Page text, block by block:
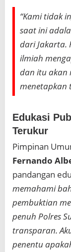
“Kami tidak
saat ini
dari Jakarta.
ilmiah
dan itu akan
menetapkan
Edukasi
Terukur
Pimpinan
Fernando
pandangan
memahami
pembuktian
penuh Polres
transparan.
penentu